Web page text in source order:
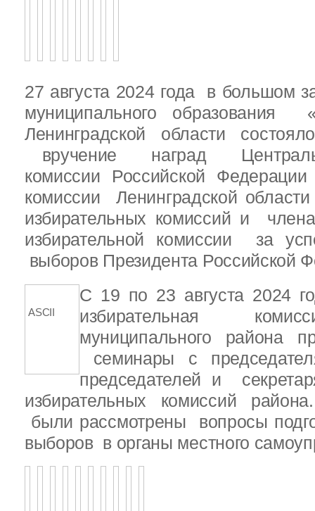
27 августа 2024 года в большом
муниципального образования
Ленинградской области
вручение наград
комиссии Российской
комиссии Ленинградской
избирательных комиссий и
избирательной комиссии за
выборов Президента Российской
ASCII
С 19 по 23 августа 2024
избирательная
муниципального района
семинары с
председателей и
избирательных комиссий
были рассмотрены вопросы
выборов в органы местного